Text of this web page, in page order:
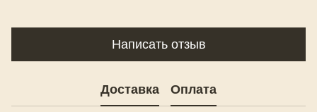
Написать отзыв
Доставка Оплата